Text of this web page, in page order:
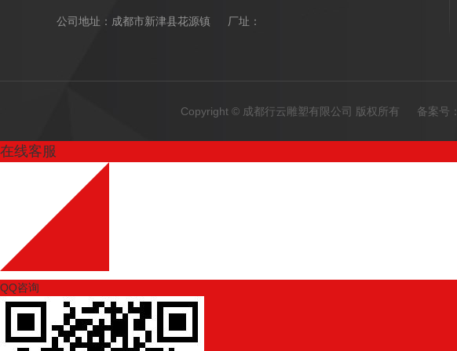
公司地址：成都市新津县花源镇 厂址：
Copyright © 成都行云雕塑有限公司 版权所有 备案号：
在线客服
QQ咨询